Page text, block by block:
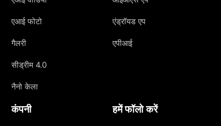
एआई फोटो
गैलरी
सीड्रीम 4.0
नैनो केला
एंड्रॉयड एप
एपीआई
कंपनी हमें फॉलो करें